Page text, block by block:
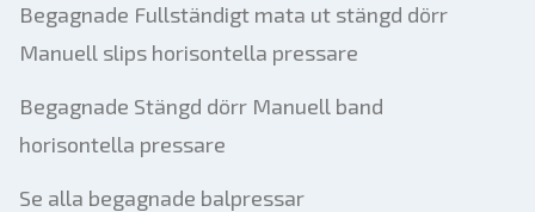
Begagnade Fullständigt mata ut stängd dörr
Manuell slips horisontella pressare
Begagnade Stängd dörr Manuell band
horisontella pressare
Se alla begagnade balpressar